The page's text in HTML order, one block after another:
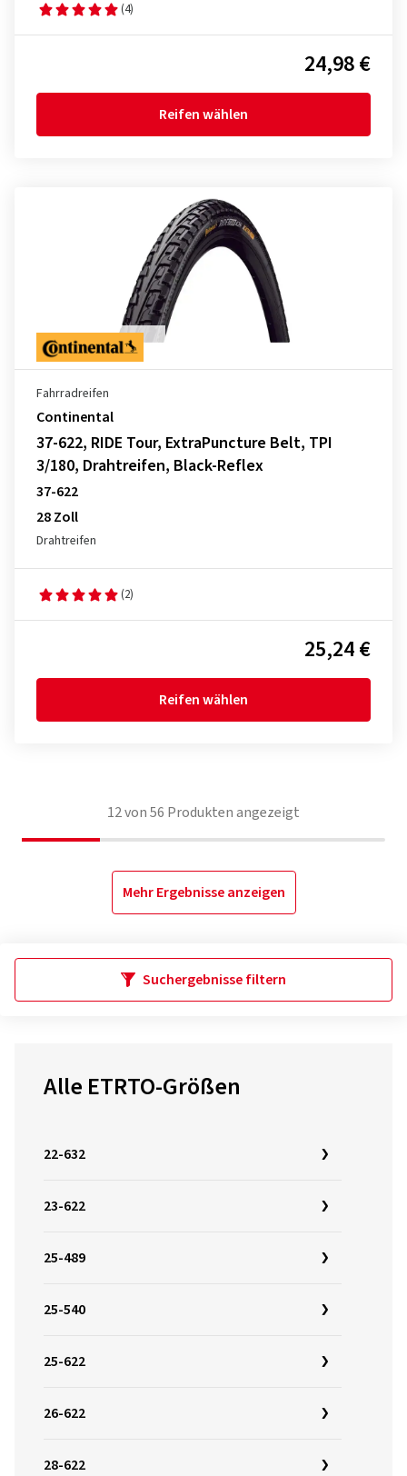
(4)
24,98 €
Reifen wählen
Fahrradreifen
Continental
37-622, RIDE Tour, ExtraPuncture Belt, TPI
3/180, Drahtreifen, Black-Reflex
37-622
28 Zoll
Drahtreifen
(2)
25,24 €
Reifen wählen
12von56 Produkten angezeigt
Mehr Ergebnisse anzeigen
Suchergebnisse filtern
Alle ETRTO-Größen
22-632
23-622
25-489
25-540
25-622
26-622
28-622